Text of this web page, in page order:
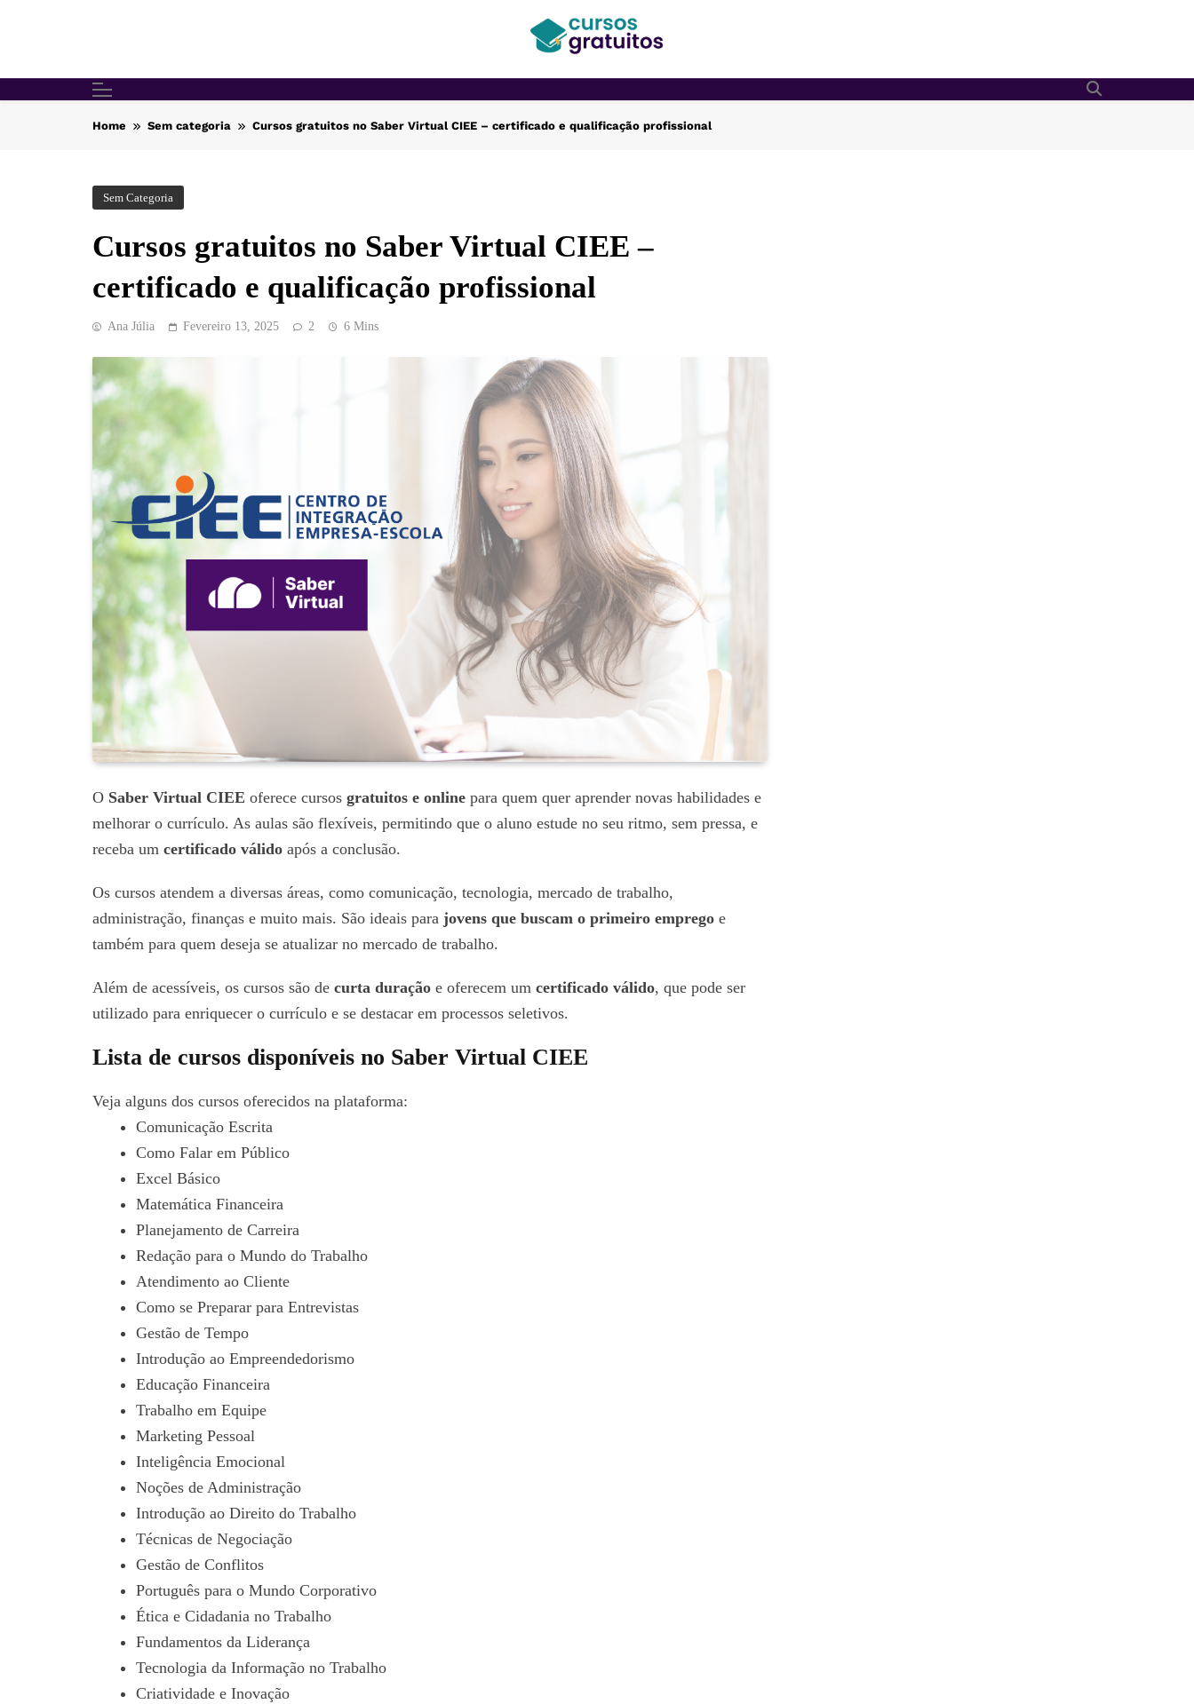
Cursos Gratuitos
Home Sem categoria Cursos gratuitos no Saber Virtual CIEE – certificado e qualificação profissional
Sem Categoria
Cursos gratuitos no Saber Virtual CIEE –
certificado e qualificação profissional
Ana Júlia Fevereiro 13, 2025 2 6 Mins
O Saber Virtual CIEE oferece cursos gratuitos e online para quem quer aprender novas habilidades e
melhorar o currículo. As aulas são flexíveis, permitindo que o aluno estude no seu ritmo, sem pressa, e
receba um certificado válido após a conclusão.
Os cursos atendem a diversas áreas, como comunicação, tecnologia, mercado de trabalho,
administração, finanças e muito mais. São ideais para jovens que buscam o primeiro emprego e
também para quem deseja se atualizar no mercado de trabalho.
Além de acessíveis, os cursos são de curta duração e oferecem um certificado válido, que pode ser
utilizado para enriquecer o currículo e se destacar em processos seletivos.
Lista de cursos disponíveis no Saber Virtual CIEE
Veja alguns dos cursos oferecidos na plataforma:
Comunicação Escrita
Como Falar em Público
Excel Básico
Matemática Financeira
Planejamento de Carreira
Redação para o Mundo do Trabalho
Atendimento ao Cliente
Como se Preparar para Entrevistas
Gestão de Tempo
Introdução ao Empreendedorismo
Educação Financeira
Trabalho em Equipe
Marketing Pessoal
Inteligência Emocional
Noções de Administração
Introdução ao Direito do Trabalho
Técnicas de Negociação
Gestão de Conflitos
Português para o Mundo Corporativo
Ética e Cidadania no Trabalho
Fundamentos da Liderança
Tecnologia da Informação no Trabalho
Criatividade e Inovação